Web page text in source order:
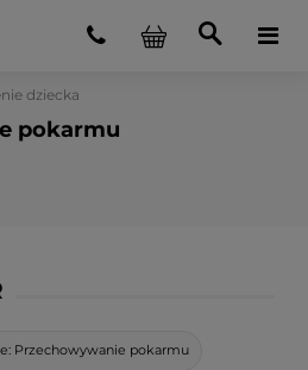
dziecka
pokarmu
Przechowywanie pokarmu